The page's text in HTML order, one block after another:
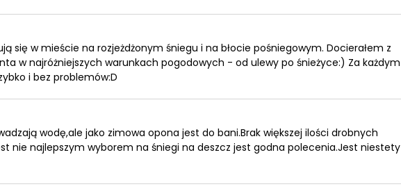
się w mieście na rozjeżdżonym śniegu i na błocie pośniegowym. Docierałem z
w najróżniejszych warunkach pogodowych - od ulewy po śnieżyce:) Za każdym
i bez problemów:D
wodę,ale jako zimowa opona jest do bani.Brak większej ilości drobnych
nie najlepszym wyborem na śniegi na deszcz jest godna polecenia.Jest niestety